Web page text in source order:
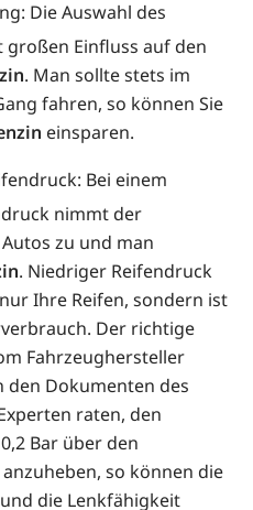
Die Auswahl des
Einfluss auf den
. Man sollte stets im
fahren, so können Sie
einsparen.
Bei einem
nimmt der
zu und man
. Niedriger Reifendruck
Ihre Reifen, sondern ist
Der richtige
Fahrzeughersteller
Dokumenten des
raten, den
Bar über den
so können die
die Lenkfähigkeit